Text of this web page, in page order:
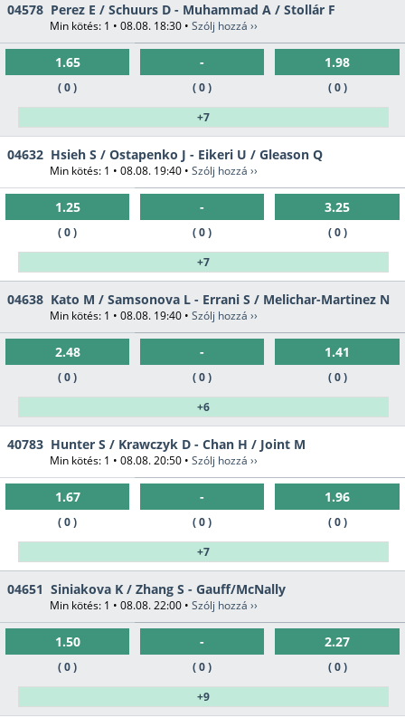
04578 Perez E / Schuurs D - Muhammad A / Stollár F
Min kötés: 1 • 08.08. 18:30 • Szólj hozzá ››
1.65
( 0 )
-
( 0 )
1.98
( 0 )
+7
04632 Hsieh S / Ostapenko J - Eikeri U / Gleason Q
Min kötés: 1 • 08.08. 19:40 • Szólj hozzá ››
1.25
( 0 )
-
( 0 )
3.25
( 0 )
+7
04638 Kato M / Samsonova L - Errani S / Melichar-Martinez N
Min kötés: 1 • 08.08. 19:40 • Szólj hozzá ››
2.48
( 0 )
-
( 0 )
1.41
( 0 )
+6
40783 Hunter S / Krawczyk D - Chan H / Joint M
Min kötés: 1 • 08.08. 20:50 • Szólj hozzá ››
1.67
( 0 )
-
( 0 )
1.96
( 0 )
+7
04651 Siniakova K / Zhang S - Gauff/McNally
Min kötés: 1 • 08.08. 22:00 • Szólj hozzá ››
1.50
( 0 )
-
( 0 )
2.27
( 0 )
+9